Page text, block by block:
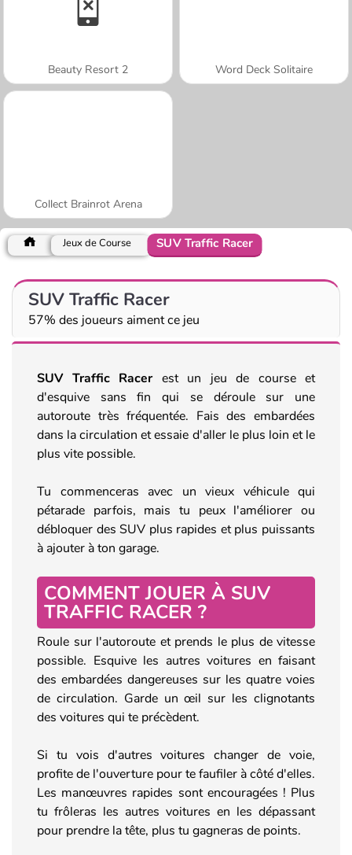
Beauty Resort 2 Word Deck Solitaire
Collect Brainrot Arena
Jeux de Course SUV Traffic Racer
SUV Traffic Racer
57% des joueurs aiment ce jeu
SUV Traffic Racerest un jeu de course et
d'esquive sans fin qui se déroule sur une
autoroute très fréquentée. Fais des embardées
dans la circulation et essaie d'aller le plus loin et le
plus vite possible.
Tu commenceras avec un vieux véhicule qui
pétarade parfois, mais tu peux l'améliorer ou
débloquer des SUV plus rapides et plus puissants
à ajouter à ton garage.
COMMENT JOUER À SUV
TRAFFIC RACER ?
Roule sur l'autoroute et prends le plus de vitesse
possible. Esquive les autres voitures en faisant
des embardées dangereuses sur les quatre voies
de circulation. Garde un œil sur les clignotants
des voitures qui te précèdent.
Si tu vois d'autres voitures changer de voie,
profite de l'ouverture pour te faufiler à côté d'elles.
Les manœuvres rapides sont encouragées ! Plus
tu frôleras les autres voitures en les dépassant
pour prendre la tête, plus tu gagneras de points.